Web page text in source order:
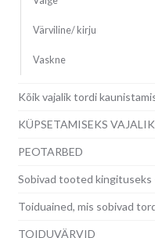
Värviline/ kirju
Vaskne
Kõik vajalik tordi
KÜPSETAMISEKS VAJALIK
PEOTARBED
Sobivad tooted kingituseks
Toiduained, mis sobivad
TOIDUVÄRVID